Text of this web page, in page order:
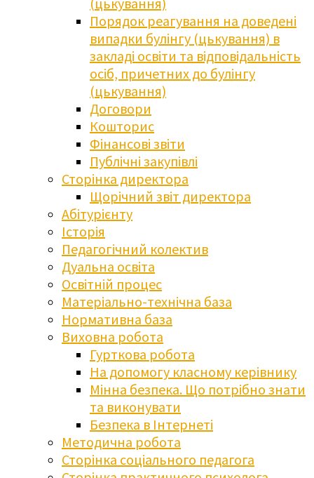
Порядок реагування на доведені
випадки булінгу (цькування) в
закладі освіти та відповідальність
осіб, причетних до булінгу
(цькування)
Договори
Кошторис
Фінансові звіти
Публічні закупівлі
Сторінка директора
Щорічний звіт директора
Абітурієнту
Історія
Педагогічний колектив
Дуальна освіта
Освітній процес
Матеріально-технічна база
Нормативна база
Виховна робота
Гурткова робота
На допомогу класному керівнику
Мінна безпека. Що потрібно знати
та виконувати
Безпека в Інтернеті
Методична робота
Сторінка соціального педагога